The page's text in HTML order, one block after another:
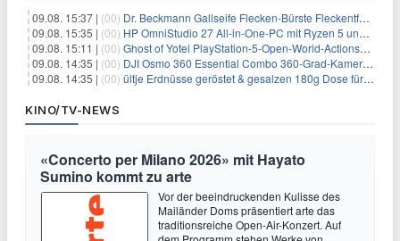
09.08. 15:37 | (00) Dr. Beckmann Gallseife Flecken-Bürste Fleckentferner 250 ml für 1,25€
09.08. 15:35 | (00) HP OmniStudio 27 All-in-One-PC mit Ryzen 5 und 1 TB SSD für 699€
09.08. 15:11 | (00) Ghost of Yotei PlayStation-5-Open-World-Actionspiel für 55,65€
09.08. 14:35 | (00) DJI Osmo 360 Essential Combo 360-Grad-Kamera für 375€
09.08. 14:35 | (00) ültje Erdnüsse geröstet & gesalzen 180g Dose für 1,52€ im Spar-Abo
KINO/TV-NEWS
«Concerto per Milano 2026» mit Hayato
Sumino kommt zu arte
Vor der beeindruckenden Kulisse des
Mailänder Doms präsentiert arte das
traditionsreiche Open-Air-Konzert. Auf